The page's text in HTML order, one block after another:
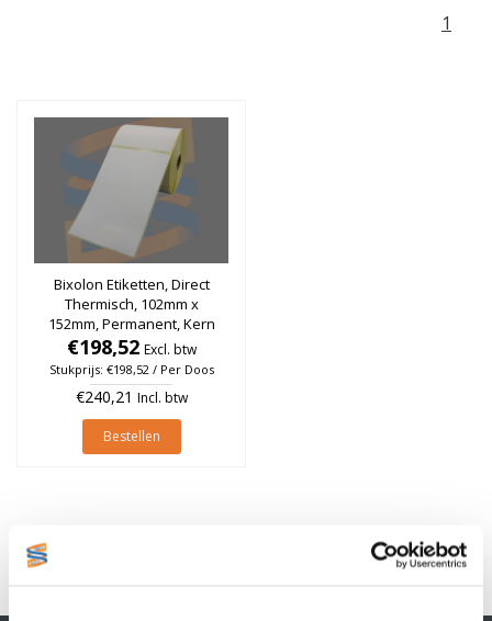
1
Bixolon Etiketten, Direct
Thermisch, 102mm x
152mm, Permanent, Kern
25mm, rol à 475 stuks (Per
doos)
€198,52 Excl. btw
Stukprijs: €198,52 / Per Doos
€240,21 Incl. btw
Bestellen
1